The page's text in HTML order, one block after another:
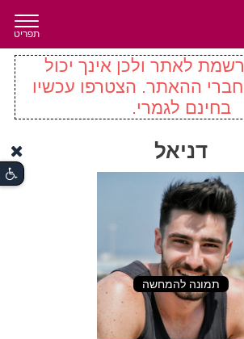
תפריט
לאתר ולכן אינך יכול
ההאתר. הצטרפו עכשיו
בחינם לגמרי.
דניאל
תמונה להמחשה